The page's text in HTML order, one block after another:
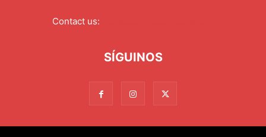
Contact us:
SÍGUINOS